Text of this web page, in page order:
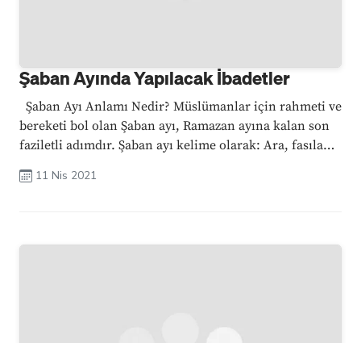
Şaban Ayında Yapılacak İbadetler
Şaban Ayı Anlamı Nedir? Müslümanlar için rahmeti ve
bereketi bol olan Şaban ayı, Ramazan ayına kalan son
faziletli adımdır. Şaban ayı kelime olarak: Ara, fasıla
11 Nis 2021